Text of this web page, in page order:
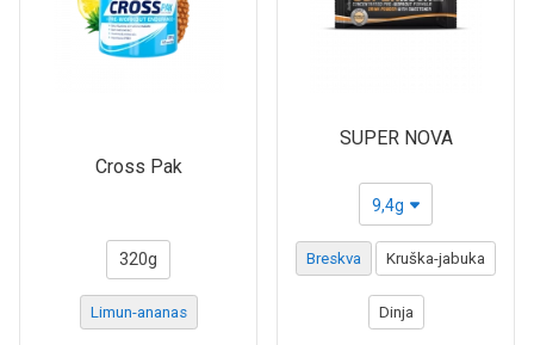
Cross Pak
320g
Limun-ananas
SUPER NOVA
9,4g
Breskva Kruška-jabuka
Dinja